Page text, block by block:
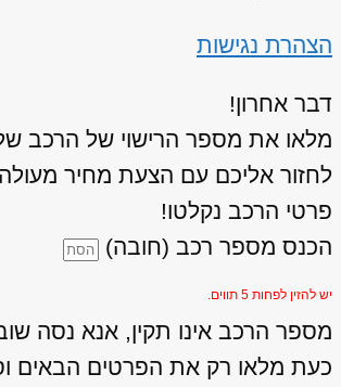
הצהרת נגישות
דבר אחרון!
מלאו את מספר הרישוי של הרכב
לחזור אליכם עם הצעת מחיר מעולה
פרטי הרכב נקלטו!
הכנס מספר רכב (חובה)
יש להזין לפחות 5 תווים.
מספר הרכב אינו תקין, אנא נסה
כעת מלאו רק את הפרטים הבאים